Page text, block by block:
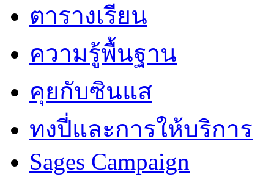
ตารางเรียน
ความรู้พื้นฐาน
คุยกับซินแส
ทงปี่และการให้บริการ
Sages Campaign